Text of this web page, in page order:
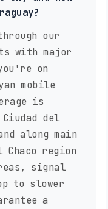
our
with major
on
mobile
is
del
along main
region
signal
to slower
a